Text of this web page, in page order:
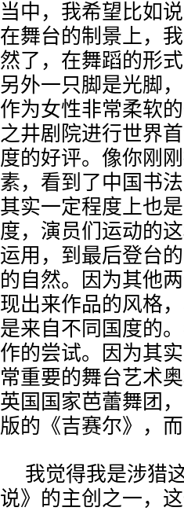
当中，我希望比如
在舞台的制景上，
然了，在舞蹈的形
另外一只脚是光脚
作为女性非常柔软
之井剧院进行世界
度的好评。像你刚
素，看到了中国书
其实一定程度上也
度，演员们运动的
运用，到最后登台
的自然。因为其他
现出来作品的风格
是来自不同国度的
作的尝试。因为其
常重要的舞台艺术
英国国家芭蕾舞团
版的《吉赛尔》，
我觉得我是涉猎
说》的主创之一，